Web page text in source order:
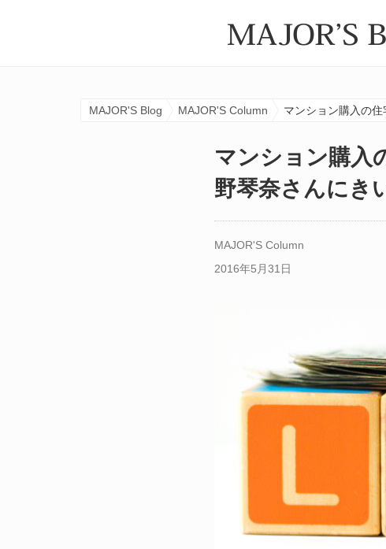
MAJOR'S Blog MAJOR'S Column マンション購入の
マンション購入
野琴奈さんにき
MAJOR'S Column
2016年5月31日